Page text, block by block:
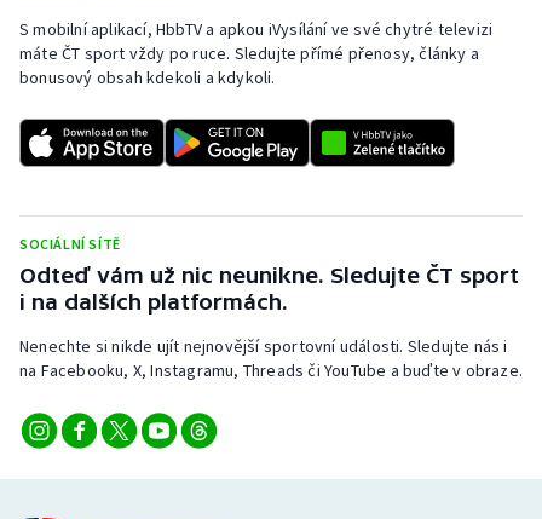
S mobilní aplikací, HbbTV a apkou iVysílání ve své chytré televizi
máte ČT sport vždy po ruce. Sledujte přímé přenosy, články a
bonusový obsah kdekoli a kdykoli.
SOCIÁLNÍ SÍTĚ
Odteď vám už nic neunikne. Sledujte ČT sport
i na dalších platformách.
Nenechte si nikde ujít nejnovější sportovní události. Sledujte nás i
na Facebooku, X, Instagramu, Threads či YouTube a buďte v obraze.